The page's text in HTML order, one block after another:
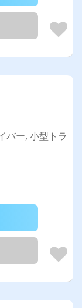
バー, 小型トラ